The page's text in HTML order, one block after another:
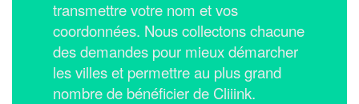
transmettre votre nom et vos
coordonnées. Nous collectons chacune
des demandes pour mieux démarcher
les villes et permettre au plus grand
nombre de bénéficier de Cliiink.